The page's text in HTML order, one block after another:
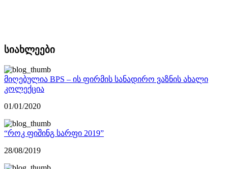
სიახლეები
მიღებულია BPS – ის ფირმის სანადირო ვაზნის ახალი
კოლექცია
01/01/2020
“როკ ფიშინგ სარფი 2019”
28/08/2019